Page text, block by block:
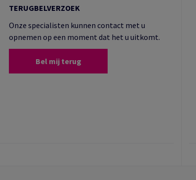
TERUGBELVERZOEK
Onze specialisten kunnen contact met u
opnemen op een moment dat het u uitkomt.
Bel mij terug